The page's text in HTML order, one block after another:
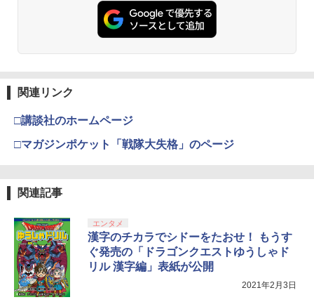
5
ニンテンドープリペイド番号 5000円|オ
ンラインコード版
￥7,286
￥11,849
￥10,737
5
【純正品】DualSense ワイヤレスコン
￥5,000
5
【純正品】Xbox ワイヤレス コントロー
ラー (カーボンブラック)
劇場版「鬼滅の刃」無限城編 第一章 猗
窩座再来 通常版 [Blu-ray]
3
劇場版「鬼滅の刃」無限城編 第一章 猗
窩座再来 通常版 [DVD]
4
劇場版「鬼滅の刃」無限城編 第一章 猗
窩座再来 完全生産限定版 [Blu-ray]
￥8,698
関連リンク
□講談社のホームページ
□マガジンポケット「戦隊大失格」のページ
関連記事
エンタメ
漢字のチカラでシドーをたおせ！ もうす
ぐ発売の「ドラゴンクエストゆうしゃド
リル 漢字編」表紙が公開
2021年2月3日